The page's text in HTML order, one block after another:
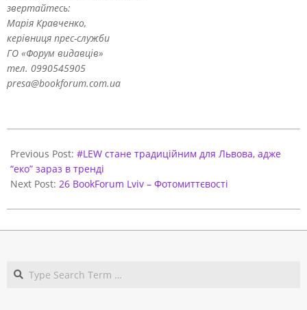
звертайтесь:
Марія Кравченко,
керівниця прес-служби
ГО «Форум видавців»
тел. 0990545905
presa@bookforum.com.ua
09-
20
Previous Post: #LEW стане традиційним для Львова, адже
“еко” зараз в тренді
Next Post: 26 BookForum Lviv – Фотомиттєвості